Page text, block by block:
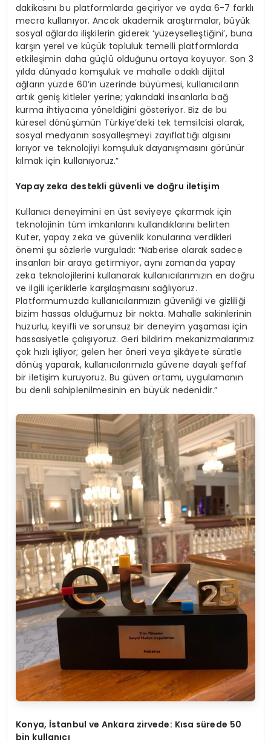
dakikasını bu platformlarda geçiriyor ve ayda 6-7 farklı
mecra kullanıyor. Ancak akademik araştırmalar, büyük
sosyal ağlarda ilişkilerin giderek ‘yüzeyselleştiğini’, buna
karşın yerel ve küçük topluluk temelli platformlarda
etkileşimin daha güçlü olduğunu ortaya koyuyor. Son 3
yılda dünyada komşuluk ve mahalle odaklı dijital
ağların yüzde 60’ın üzerinde büyümesi, kullanıcıların
artık geniş kitleler yerine; yakındaki insanlarla bağ
kurma ihtiyacına yöneldiğini gösteriyor. Biz de bu
küresel dönüşümün Türkiye’deki tek temsilcisi olarak,
sosyal medyanın sosyalleşmeyi zayıflattığı algısını
kırıyor ve teknolojiyi komşuluk dayanışmasını görünür
kılmak için kullanıyoruz.”
Yapay zeka destekli güvenli ve doğru iletişim
Kullanıcı deneyimini en üst seviyeye çıkarmak için
teknolojinin tüm imkanlarını kullandıklarını belirten
Kuter, yapay zeka ve güvenlik konularına verdikleri
önemi şu sözlerle vurguladı: “Naberise olarak sadece
insanları bir araya getirmiyor, aynı zamanda yapay
zeka teknolojilerini kullanarak kullanıcılarımızın en doğru
ve ilgili içeriklerle karşılaşmasını sağlıyoruz.
Platformumuzda kullanıcılarımızın güvenliği ve gizliliği
bizim hassas olduğumuz bir nokta. Mahalle sakinlerinin
huzurlu, keyifli ve sorunsuz bir deneyim yaşaması için
hassasiyetle çalışıyoruz. Geri bildirim mekanizmalarımız
çok hızlı işliyor; gelen her öneri veya şikâyete süratle
dönüş yaparak, kullanıcılarımızla güvene dayalı şeffaf
bir iletişim kuruyoruz. Bu güven ortamı, uygulamanın
bu denli sahiplenilmesinin en büyük nedenidir.”
Konya, İstanbul ve Ankara zirvede: Kısa sürede 50
bin kullanıcı